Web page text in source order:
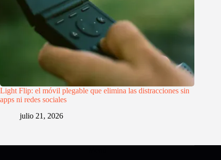
Light Flip: el móvil plegable que elimina las distracciones sin
apps ni redes sociales
julio 21, 2026